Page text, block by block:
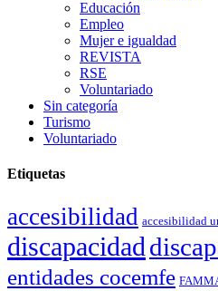
Educación
Empleo
Mujer e igualdad
REVISTA
RSE
Voluntariado
Sin categoría
Turismo
Voluntariado
Etiquetas
accesibilidad accesibilidad
discapacidad
entidades cocemfe